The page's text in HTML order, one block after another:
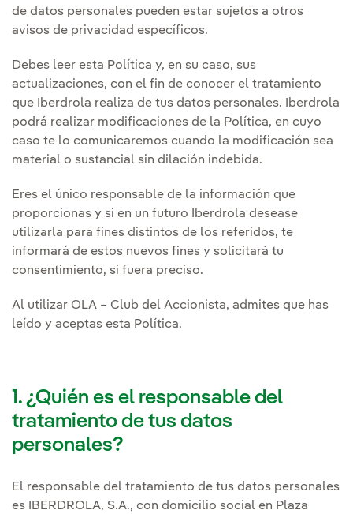
de datos personales pueden estar sujetos a otros
avisos de privacidad específicos.
Debes leer esta Política y, en su caso, sus
actualizaciones, con el fin de conocer el tratamiento
que Iberdrola realiza de tus datos personales. Iberdrola
podrá realizar modificaciones de la Política, en cuyo
caso te lo comunicaremos cuando la modificación sea
material o sustancial sin dilación indebida.
Eres el único responsable de la información que
proporcionas y si en un futuro Iberdrola desease
utilizarla para fines distintos de los referidos, te
informará de estos nuevos fines y solicitará tu
consentimiento, si fuera preciso.
Al utilizar OLA – Club del Accionista, admites que has
leído y aceptas esta Política.
1. ¿Quién es el responsable del
tratamiento de tus datos
personales?
El responsable del tratamiento de tus datos personales
es IBERDROLA, S.A., con domicilio social en Plaza